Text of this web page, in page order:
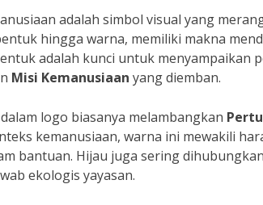
adalah simbol visual yang
hingga warna, memiliki makna
adalah kunci untuk menyampaikan
Misi Kemanusiaan yang diemban.
logo biasanya melambangkan
kemanusiaan, warna ini mewakili
bantuan. Hijau juga sering
ekologis yayasan.